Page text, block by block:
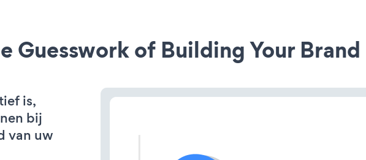
Guesswork of Building Your Brand
is,
bij
van uw